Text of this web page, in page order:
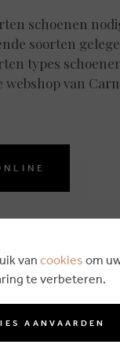
schoenen
soorten
types
van
vancookies om
te verbeteren.
AANVAARDEN